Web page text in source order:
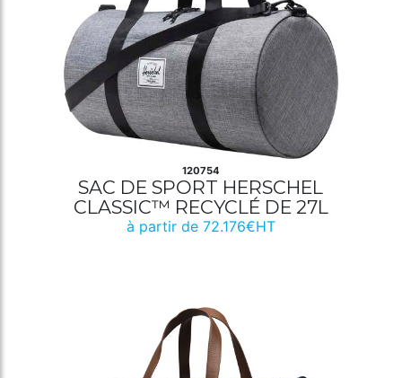
120754
SAC DE SPORT HERSCHEL
CLASSIC™ RECYCLÉ DE 27L
à partir de 72.176€HT